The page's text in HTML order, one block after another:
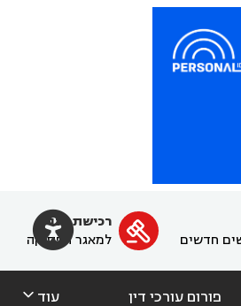

חדשים

רכישת מנוי
למאגר הפסיקה
פורום עורכי דין עוד 